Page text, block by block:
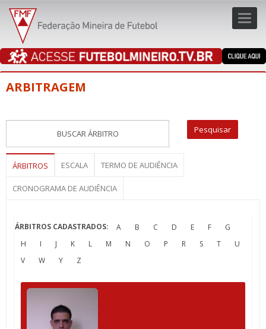
ARBITRAGEM
ÁRBITROS ESCALA TERMO DE AUDIÊNCIA
CRONOGRAMA DE AUDIÊNCIA
ÁRBITROS CADASTRADOS: A B C D E F
G
H
I J K L M N O P R S T
U
V
W Y Z